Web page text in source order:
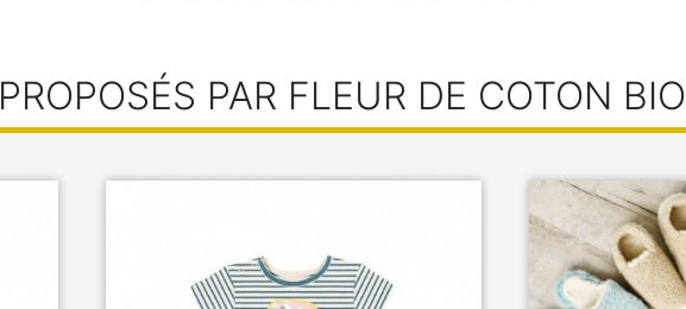
PROPOSÉS PAR FLEUR DE COTON BIO